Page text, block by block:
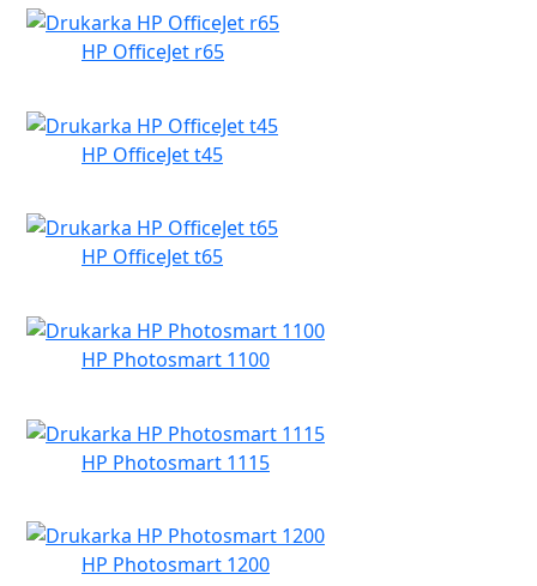
HP OfficeJet r65
HP OfficeJet t45
HP OfficeJet t65
HP Photosmart 1100
HP Photosmart 1115
HP Photosmart 1200